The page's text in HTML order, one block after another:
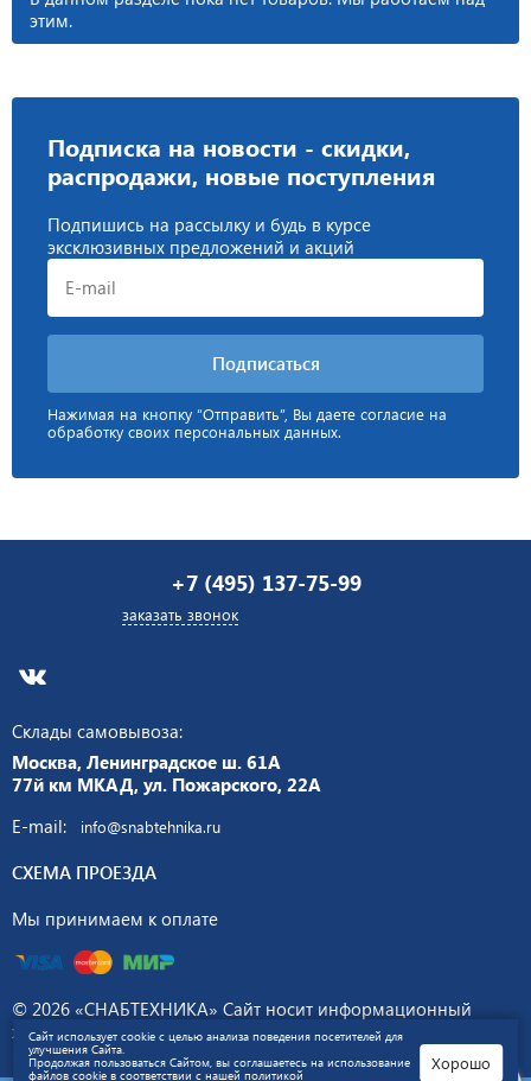
Сайт использует cookie с целью анализа поведения посетителей для
улучшения Сайта.
Продолжая пользоваться Сайтом, вы соглашаетесь на использование
файлов cookie в соответствии с нашейполитикой
Хорошо
этим.
Подписка на новости - скидки,
распродажи, новые поступления
Подпишись на рассылку и будь в курсе
эксклюзивных предложений и акций
Нажимая на кнопку “Отправить”, Вы даете согласие на
обработку своих персональных данных.
+7 (495) 137-75-99
заказать звонок
Склады самовывоза:
Москва, Ленинградское ш. 61А
77й км МКАД, ул. Пожарского, 22А
E-mail:
info@snabtehnika.ru
СХЕМА ПРОЕЗДА
Мы принимаем к оплате
© 2026 «СНАБТЕХНИКА» Сайт носит информационный
характер и не является публичной офертой. Политика
конфиденциальности